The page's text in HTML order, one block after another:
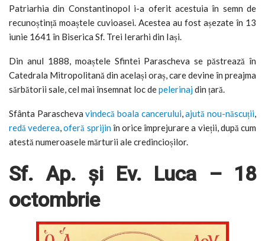
Patriarhia din Constantinopol i-a oferit acestuia în semn de
recunoștință moaștele cuvioasei. Acestea au fost așezate în 13
iunie 1641 în Biserica Sf. Trei Ierarhi din Iași.
Din anul 1888, moaștele Sfintei Parascheva se păstrează în
Catedrala Mitropolitană din același oraș, care devine în preajma
sărbătorii sale, cel mai însemnat loc depelerinajdin țară.
Sfânta Paraschevavindecă boala cancerului,ajută nou-născuții,
redă vederea,oferă sprijinîn orice împrejurare a vieții, după cum
atestă numeroasele mărturii ale credincioșilor.
Sf. Ap. și Ev. Luca – 18
octombrie